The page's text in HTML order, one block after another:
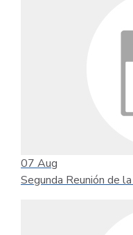
07 Aug
Segunda Reunión de